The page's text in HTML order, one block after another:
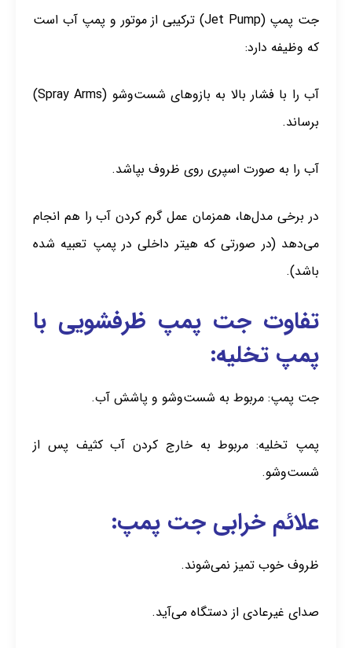
جت پمپ (Jet Pump) ترکیبی از موتور و پمپ آب است
که وظیفه دارد:
آب را با فشار بالا به بازوهای شست‌وشو (Spray Arms)
برساند.
آب را به صورت اسپری روی ظروف بپاشد.
در برخی مدل‌ها، همزمان عمل گرم کردن آب را هم انجام
می‌دهد (در صورتی که هیتر داخلی در پمپ تعبیه شده
باشد).
تفاوت جت پمپ ظرفشویی با
پمپ تخلیه:
جت پمپ: مربوط به شست‌وشو و پاشش آب.
پمپ تخلیه: مربوط به خارج کردن آب کثیف پس از
شست‌وشو.
علائم خرابی جت پمپ:
ظروف خوب تمیز نمی‌شوند.
صدای غیرعادی از دستگاه می‌آید.